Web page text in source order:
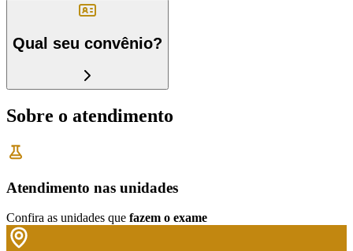
Qual seu convênio?
Sobre o atendimento
Atendimento nas unidades
Confira as unidades que fazem o exame